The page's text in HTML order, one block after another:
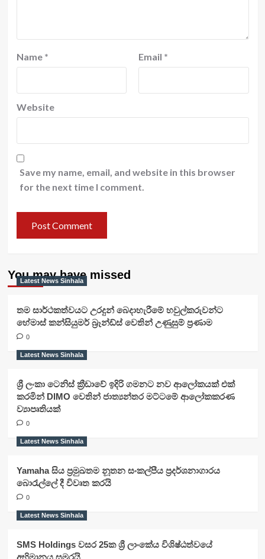
Name * Email *
Website
Save my name, email, and website in this browser
for the next time I comment.
You may have missed
Latest News Sinhala
තම සාර්ථකත්වයට උරදුන් බෙදාහැරීමේ හවුල්කරුවන්ට
හේමාස් කන්සියුමර් බ්‍රෑන්ඩ්ස් වෙතින් උණුසුම් ප්‍රණාම
0
Latest News Sinhala
ශ්‍රී ලංකා ටෙනිස් ක්‍රීඩාවේ ඉදිරි ගමනට නව ආලෝකයක් එක්
කරමින් DIMO වෙතින් ජාත්‍යන්තර මට්ටමේ ආලෝකකරණ
ව්‍යාපෘතියක්
0
Latest News Sinhala
Yamaha සිය ප්‍රමුඛතම නූතන සංකල්පීය ප්‍රදර්ශනාගාරය
බොරැල්ලේ දී විවෘත කරයි
0
Latest News Sinhala
SMS Holdings වසර 25ක ශ්‍රී ලාංකේය විශිෂ්ඨත්වයේ
අභිමානය සමරයි